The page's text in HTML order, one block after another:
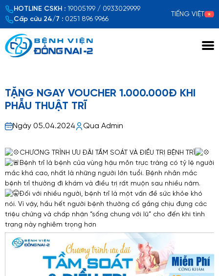
HOTLINE CSKH : 19005199 / 0933029999
Cấp cứu 24/7 : 0251 896 9966
TIẾNG VIỆT
TẶNG NGAY VOUCHER 1.000.000Đ KHI
PHẪU THUẬT TRĨ
Ngày 05.04.2024 Qua Admin
CHƯƠNG TRÌNH ƯU ĐÃI TẦM SOÁT VÀ ĐIỀU TRỊ BỆNH TRĨ
Bệnh trĩ là bệnh của vùng hậu môn trực tràng có tỷ lệ người
mắc khá cao, nhất là những người lớn tuổi. Bệnh nhân mắc
bệnh trĩ thường đi khám và điều trị rất muộn sau nhiều năm.
Đối với nhiều người, bệnh trĩ là một vấn đề sức khỏe khó
nói. Vì vậy, hầu hết người bệnh thường cố gắng chịu đựng các
triệu chứng và chấp nhận “sống chung với lũ” cho đến khi tình
trạng này nghiêm trọng hơn